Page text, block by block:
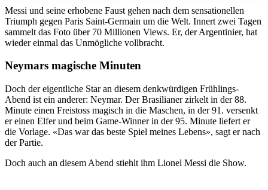
Messi und seine erhobene Faust gehen nach dem sensationellen
Triumph gegen Paris Saint-Germain um die Welt. Innert zwei Tagen
sammelt das Foto über 70 Millionen Views. Er, der Argentinier, hat
wieder einmal das Unmögliche vollbracht.
Neymars magische Minuten
Doch der eigentliche Star an diesem denkwürdigen Frühlings-
Abend ist ein anderer: Neymar. Der Brasilianer zirkelt in der 88.
Minute einen Freistoss magisch in die Maschen, in der 91. versenkt
er einen Elfer und beim Game-Winner in der 95. Minute liefert er
die Vorlage. «Das war das beste Spiel meines Lebens», sagt er nach
der Partie.
Doch auch an diesem Abend stiehlt ihm Lionel Messi die Show.